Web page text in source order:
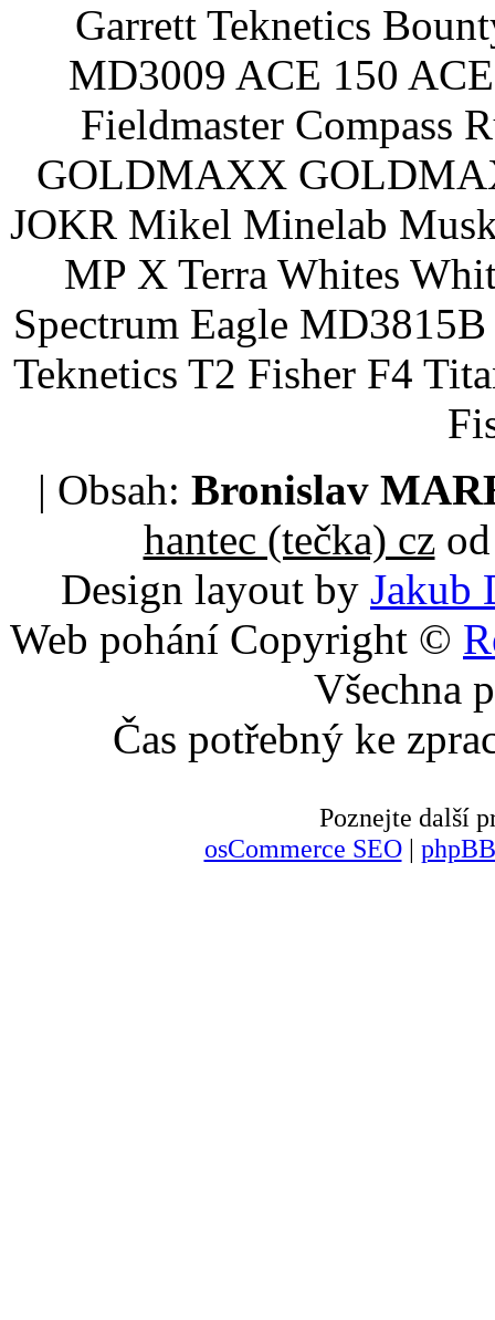
Garrett Teknetics
MD3009 ACE 150
Fieldmaster Compass
GOLDMAXX
JOKR Mikel Minelab
MP X Terra Whites
Spectrum Eagle
Teknetics T2 Fisher F4
| Obsah: Bronislav
hantec (tečka) czod
Design layout by Jakub
Web pohání Copyright ©
Všechna
Čas potřebný ke
Poznejte další
osCommerce SEO|